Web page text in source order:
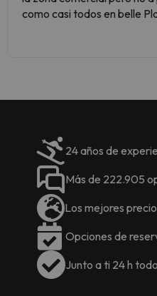
como casi todos en belle
24 años de
Más de 222.905
Los mejores
Opciones de
Junto a ti 24 h